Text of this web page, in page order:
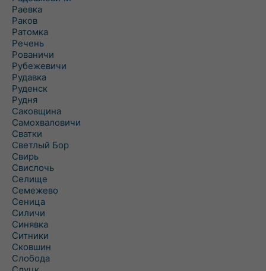
Раевка
Раков
Ратомка
Речень
Рованичи
Рубежевичи
Рудавка
Руденск
Рудня
Саковщина
Самохваловичи
Сватки
Светлый Бор
Свирь
Свислочь
Селище
Семежево
Сеница
Силичи
Синявка
Ситники
Сковшин
Слобода